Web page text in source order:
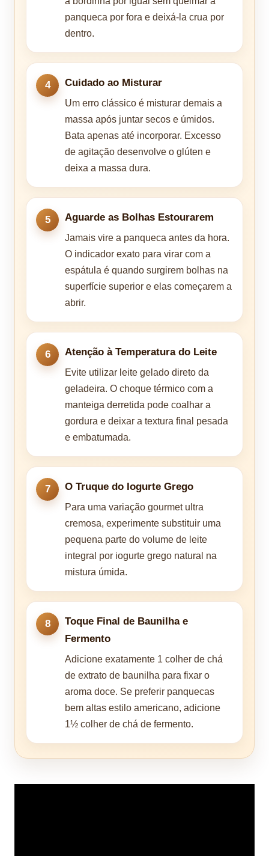
panqueca por fora e deixá-la crua por
dentro.
Cuidado ao Misturar
Um erro clássico é misturar demais a
massa após juntar secos e úmidos.
Bata apenas até incorporar. Excesso
de agitação desenvolve o glúten e
deixa a massa dura.
Aguarde as Bolhas Estourarem
Jamais vire a panqueca antes da hora.
O indicador exato para virar com a
espátula é quando surgirem bolhas na
superfície superior e elas começarem a
abrir.
Atenção à Temperatura do Leite
Evite utilizar leite gelado direto da
geladeira. O choque térmico com a
manteiga derretida pode coalhar a
gordura e deixar a textura final pesada
e embatumada.
O Truque do Iogurte Grego
Para uma variação gourmet ultra
cremosa, experimente substituir uma
pequena parte do volume de leite
integral por iogurte grego natural na
mistura úmida.
Toque Final de Baunilha e
Fermento
Adicione exatamente 1 colher de chá
de extrato de baunilha para fixar o
aroma doce. Se preferir panquecas
bem altas estilo americano, adicione
1½ colher de chá de fermento.